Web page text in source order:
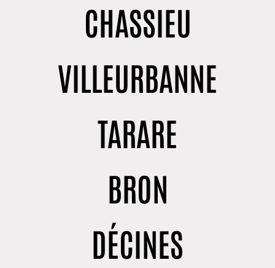
CHASSIEU
VILLEURBANNE
TARARE
BRON
DÉCINES